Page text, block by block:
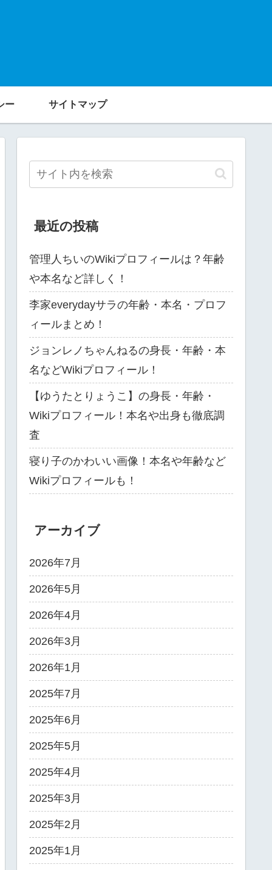
ー サイトマップ
最近の投稿
管理人ちいのWikiプロフィールは？年齢
や本名など詳しく！
李家everydayサラの年齢・本名・プロフ
ィールまとめ！
ジョンレノちゃんねるの身長・年齢・本
名などWikiプロフィール！
【ゆうたとりょうこ】の身長・年齢・
Wikiプロフィール！本名や出身も徹底調
査
寝り子のかわいい画像！本名や年齢など
Wikiプロフィールも！
アーカイブ
2026年7月
2026年5月
2026年4月
2026年3月
2026年1月
2025年7月
2025年6月
2025年5月
2025年4月
2025年3月
2025年2月
2025年1月